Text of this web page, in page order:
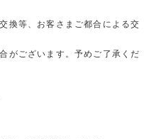
換等、お客さまご都合による交
がございます。予めご了承くだ